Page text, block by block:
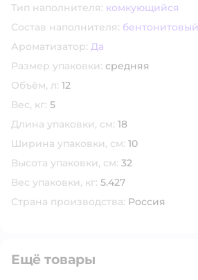
Тип наполнителя: комкующийся
Состав наполнителя: бентонитовый
Ароматизатор: Да
Размер упаковки: средняя
Объём, л: 12
Вес, кг: 5
Длина упаковки, см: 18
Ширина упаковки, см: 10
Высота упаковки, см: 32
Вес упаковки, кг: 5.427
Страна производства: Россия
Ещё товары